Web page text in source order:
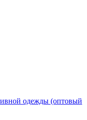
одежды (оптовый